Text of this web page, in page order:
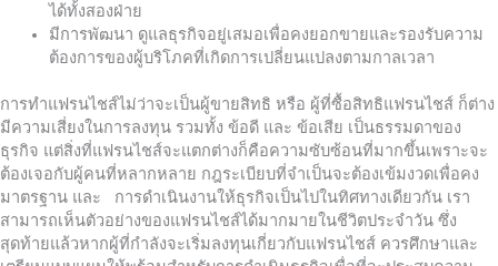
ได้ทั้งสองฝ่าย
มีการพัฒนา ดูแลธุรกิจอยู่เสมอเพื่อคงยอกขายและรองรับความ
ต้องการของผู้บริโภคที่เกิดการเปลี่ยนแปลงตามกาลเวลา
การทำแฟรนไชส์ไม่ว่าจะเป็นผู้ขายสิทธิ หรือ ผู้ที่ซื้อสิทธิแฟรนไชส์ ก็ต่าง
มีความเสี่ยงในการลงทุน รวมทั้ง ข้อดี และ ข้อเสีย เป็นธรรมดาของ
ธุรกิจ แต่สิ่งที่แฟรนไชส์จะแตกต่างก็คือความซับซ้อนที่มากขึ้นเพราะจะ
ต้องเจอกับผู้คนที่หลากหลาย กฎระเบียบที่จำเป็นจะต้องเข้มงวดเพื่อคง
มาตรฐาน และ
การดำเนินงานให้ธุรกิจเป็นไปในทิศทางเดียวกัน เรา
สามารถเห็นตัวอย่างของแฟรนไชส์ได้มากมายในชีวิตประจำวัน ซึ่ง
สุดท้ายแล้วหากผู้ที่กำลังจะเริ่มลงทุนเกี่ยวกับแฟรนไชส์ ควรศึกษาและ